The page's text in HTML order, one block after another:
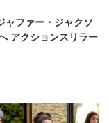
ャファー・ジャクソ
アクションスリラー